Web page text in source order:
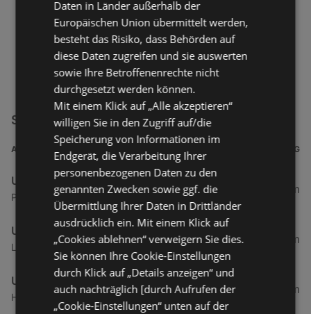
Shopfully Umfrage Filialen in der Nähe
ADRESSE ENTFERNUNG
Umfrage
Posener Straße 36 - 38, 26388 Wilhelmshaven
94,26 km
Umfrage
Langenhof 24, 26160 Bad Zwischenahn
99,69 km
Umfrage
Hauptstraße 101, 26188 Edewecht
101,22 km
Daten in Länder außerhalb der
Europäischen Union übermittelt werden,
besteht das Risiko, dass Behörden auf
diese Daten zugreifen und sie auswerten
sowie Ihre Betroffenenrechte nicht
durchgesetzt werden können.
Mit einem Klick auf „Alle akzeptieren“
willigen Sie in den Zugriff auf/die
Speicherung von Informationen im
Endgerät, die Verarbeitung Ihrer
personenbezogenen Daten zu den
genannten Zwecken sowie ggf. die
Übermittlung Ihrer Daten in Drittländer
ausdrücklich ein. Mit einem Klick auf
„Cookies ablehnen“ verweigern Sie dies.
Sie können Ihre Cookie-Einstellungen
durch Klick auf „Details anzeigen“ und
auch nachträglich [durch Aufrufen der
„Cookie-Einstellungen“ unten auf der